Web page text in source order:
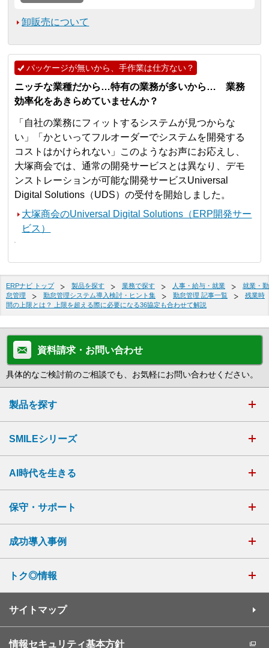
卸販売について
パッケージが無いから、手作業は仕方ない？
ニッチな業種だから…特有の業務が多いから… 業務
効率化をあきらめていませんか？
「自社の業務にフィットするシステムが見つからな
い」「かといってフルオーダーでシステムを開発する
コストはかけられない」このようなお声にお応えし、
大塚商会では、通常の開発サービスとは異なり、デモ
ンストレーションが可能な開発サービスUniversal
Digital Solutions（UDS）の受付を開始しました。
大塚商会のUniversal Digital Solutions（ERP開発サー
ビス）
ERPナビ トップ 製品を探す 業務で探す 人事・給与・就業
就業・勤
怠管理
勤怠管理システム導入検討・ヒント集 勤怠管理 記事一覧
残業時
間の上限とは？ 上限を超える際に必要になる36協定も合わせて解説
資料請求・お問い合わせ
具体的なご検討前のご相談でも、お気軽にお問い合わせください。
製品を探す
SMILEシリーズ
AI時代を生きる
保守・サポート
成功導入事例
トク◎情報
サイトマップ
情報セキュリティ基本方針